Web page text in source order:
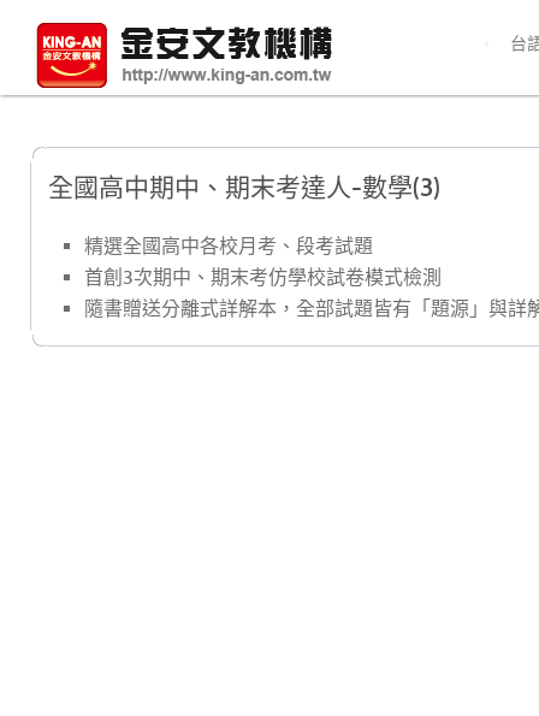
台
全國高中期中、期末考達人-數學(3)
精選全國高中各校月考、段考試題
首創3次期中、期末考仿學校試卷模式檢測
隨書贈送分離式詳解本，全部試題皆有「題源」與詳